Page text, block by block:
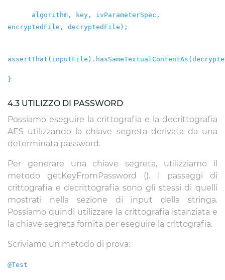
algorithm, key, ivParameterSpec,
encryptedFile, decryptedFile);
}
4.3 UTILIZZO DI PASSWORD
Possiamo eseguire la crittografia e la decrittografia
AES utilizzando la chiave segreta derivata da una
determinata password.
Per generare una chiave segreta, utilizziamo il
metodo getKeyFromPassword (). I passaggi di
crittografia e decrittografia sono gli stessi di quelli
mostrati nella sezione di input della stringa.
Possiamo quindi utilizzare la crittografia istanziata e
la chiave segreta fornita per eseguire la crittografia.
Scriviamo un metodo di prova:
@Test